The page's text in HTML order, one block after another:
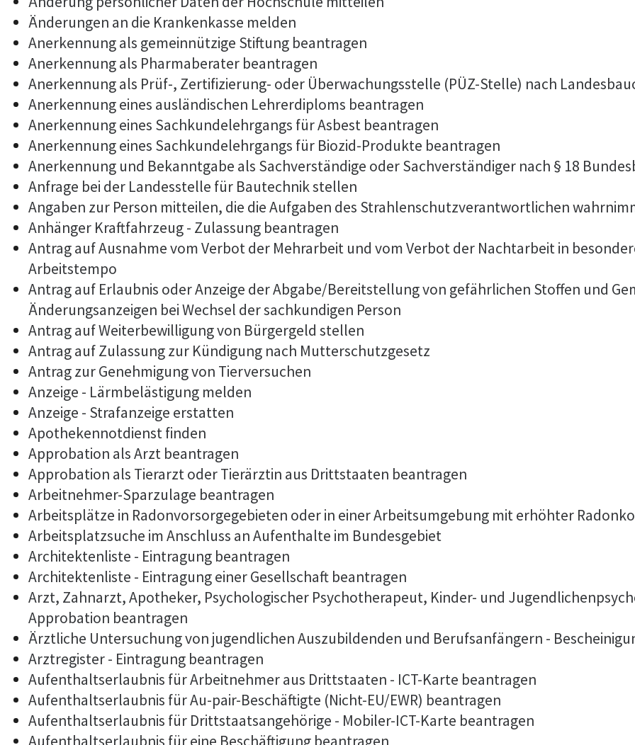
Änderungen an die Krankenkasse melden
Anerkennung als gemeinnützige Stiftung beantragen
Anerkennung als Pharmaberater beantragen
Anerkennung als Prüf-, Zertifizierung- oder Überwachungsstelle (PÜZ-Stelle) nach
Anerkennung eines ausländischen Lehrerdiploms beantragen
Anerkennung eines Sachkundelehrgangs für Asbest beantragen
Anerkennung eines Sachkundelehrgangs für Biozid-Produkte beantragen
Anerkennung und Bekanntgabe als Sachverständige oder Sachverständiger nach § 18
Anfrage bei der Landesstelle für Bautechnik stellen
Angaben zur Person mitteilen, die die Aufgaben des Strahlenschutzverantwortlichen
Anhänger Kraftfahrzeug - Zulassung beantragen
Antrag auf Ausnahme vom Verbot der Mehrarbeit und vom Verbot der Nachtarbeit in
Arbeitstempo
Antrag auf Erlaubnis oder Anzeige der Abgabe/Bereitstellung von gefährlichen Stoffen und
Änderungsanzeigen bei Wechsel der sachkundigen Person
Antrag auf Weiterbewilligung von Bürgergeld stellen
Antrag auf Zulassung zur Kündigung nach Mutterschutzgesetz
Antrag zur Genehmigung von Tierversuchen
Anzeige - Lärmbelästigung melden
Anzeige - Strafanzeige erstatten
Apothekennotdienst finden
Approbation als Arzt beantragen
Approbation als Tierarzt oder Tierärztin aus Drittstaaten beantragen
Arbeitnehmer-Sparzulage beantragen
Arbeitsplätze in Radonvorsorgegebieten oder in einer Arbeitsumgebung mit erhöhter
Arbeitsplatzsuche im Anschluss an Aufenthalte im Bundesgebiet
Architektenliste - Eintragung beantragen
Architektenliste - Eintragung einer Gesellschaft beantragen
Arzt, Zahnarzt, Apotheker, Psychologischer Psychotherapeut, Kinder- und
Approbation beantragen
Ärztliche Untersuchung von jugendlichen Auszubildenden und Berufsanfängern -
Arztregister - Eintragung beantragen
Aufenthaltserlaubnis für Arbeitnehmer aus Drittstaaten - ICT-Karte beantragen
Aufenthaltserlaubnis für Au-pair-Beschäftigte (Nicht-EU/EWR) beantragen
Aufenthaltserlaubnis für Drittstaatsangehörige - Mobiler-ICT-Karte beantragen
Aufenthaltserlaubnis für eine Beschäftigung beantragen